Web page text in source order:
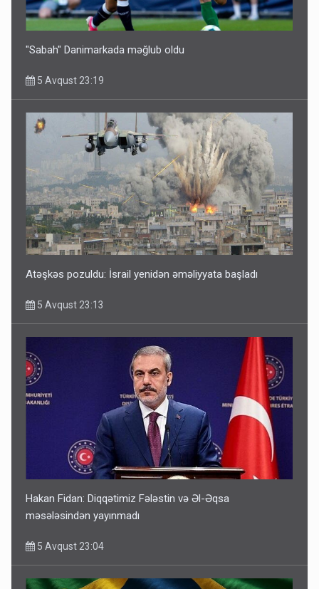
"Sabah" Danimarkada məğlub oldu
5 Avqust 23:19
Atəşkəs pozuldu: İsrail yenidən əməliyyata başladı
5 Avqust 23:13
Hakan Fidan: Diqqətimiz Fələstin və Əl-Əqsa
məsələsindən yayınmadı
5 Avqust 23:04